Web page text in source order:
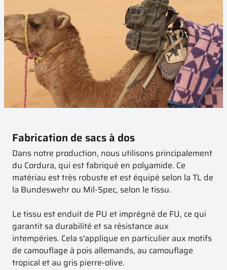
Fabrication de sacs à dos
Dans notre production, nous utilisons principalement
du Cordura, qui est fabriqué en polyamide. Ce
matériau est très robuste et est équipé selon la TL de
la Bundeswehr ou Mil-Spec, selon le tissu.
Le tissu est enduit de PU et imprégné de FU, ce qui
garantit sa durabilité et sa résistance aux
intempéries. Cela s'applique en particulier aux motifs
de camouflage à pois allemands, au camouflage
tropical et au gris pierre-olive.